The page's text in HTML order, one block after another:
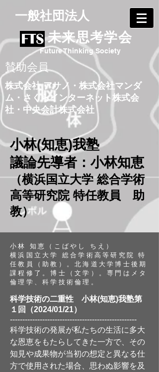
​一般社団法人
未来思考学会
Future Thinking Society
賛助会員
株式会社 アサノ ・ 株式会社マンダ
ム ・ さくらインターネット株式会
社 ・ 中央会計株式会社
小林(知恵)我塾
議論先導者： 小林知恵
（横浜国立大学 総合学術
高等研究院 特任教員 助
教）
小林 知恵（こばやし ちえ）
横浜国立大学 総合学術高等研究院 特
任教員（助教）。北海道大学博士後期
課程修了。博士（文学）。専門はメタ
倫理学、科学技術倫理。
科学技術の二重性 小林(知恵)我塾第
１回（2024/01/21）
---------------------------------------------------
科学技術の発展が私たちの生活に多大
な恩恵をもたらしてきた一方で、その
知見や成果物が当初の想定と異なる仕
方で使用された場合、思わぬ影響を及